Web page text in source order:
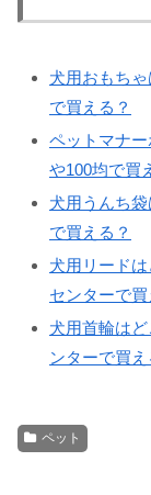
犬用おもち
で買える？
ペットマナ
や100均で買
犬用うんち
で買える？
犬用リード
センターで買
犬用首輪は
ンターで買え
ペット